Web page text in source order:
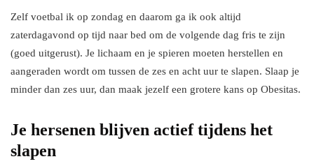
Zelf voetbal ik op zondag en daarom ga ik ook altijd
zaterdagavond op tijd naar bed om de volgende dag fris te zijn
(goed uitgerust). Je lichaam en je spieren moeten herstellen en
aangeraden wordt om tussen de zes en acht uur te slapen. Slaap je
minder dan zes uur, dan maak jezelf een grotere kans op Obesitas.
Je hersenen blijven actief tijdens het
slapen